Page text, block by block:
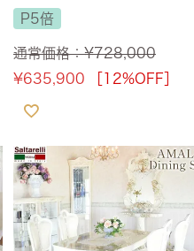
人掛け アイボリー 幅165cm
【送料無料】
P5倍
通常価格：¥728,000
¥635,900 ［12%OFF］